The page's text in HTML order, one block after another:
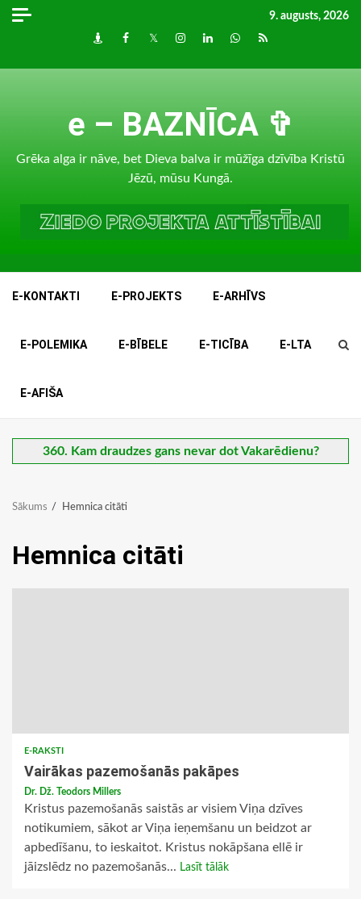
Skip
9. augusts, 2026
DraugiemFacebook
TwitterInstagram
LinkedInwhatsapp
RSS
e – BAZNĪCA ✞
Grēka alga ir nāve, bet Dieva balva ir mūžīga dzīvība Kristū
Jēzū, mūsu Kungā.
E-KONTAKTI E-PROJEKTS E-ARHĪVS
E-POLEMIKA E-BĪBELE E-TICĪBA E-LTA
E-AFIŠA
360. Kam draudzes gans nevar dot Vakarēdienu?
Sākums Hemnica citāti
Hemnica citāti
E-RAKSTI
Vairākas pazemošanās pakāpes
Dr. Dž. Teodors Millers
Kristus pazemošanās saistās ar visiem Viņa dzīves
notikumiem, sākot ar Viņa ieņemšanu un beidzot ar
apbedīšanu, to ieskaitot. Kristus nokāpšana ellē ir
jāizslēdz no pazemošanās... Lasīt tālāk